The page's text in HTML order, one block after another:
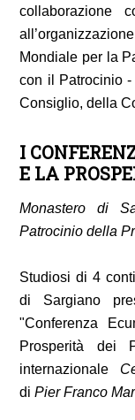
collaborazione
Mondiale per la
con il Patrocinio -
Consiglio, della
I
E LA
Monastero di
Patrocinio della
Studiosi di 4
di Sargiano
"Conferenza
Prosperità dei
internazionale
diPier Franco